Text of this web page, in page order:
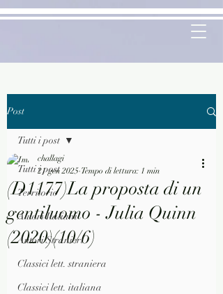
Post
Tutti i post
Territorio
Autori Italiani
Autori Stranieri
Classici lett. straniera
Classici lett. italiana
Tutti i post
(D1177)La proposta di un
gentiluomo - Julia Quinn
(2020)(10/6)
challagi
21 gen 2025 Tempo di lettura: 1 min